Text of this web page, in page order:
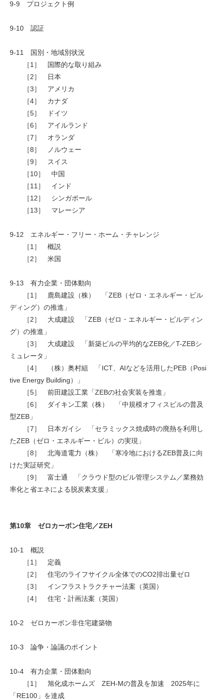
9-9 プロジェクト例
9-10 認証
9-11 国別・地域別状況
［1］ 国際的な取り組み
［2］ 日本
［3］ アメリカ
［4］ カナダ
［5］ ドイツ
［6］ アイルランド
［7］ オランダ
［8］ ノルウェー
［9］ スイス
［10］ 中国
［11］ インド
［12］ シンガポール
［13］ マレーシア
9-12 エネルギー・フリー・ホーム・チャレンジ
［1］ 概説
［2］ 米国
9-13 有力企業・団体動向
［1］ 鹿島建設（株） 「ZEB（ゼロ・エネルギー・ビル
ディング）の推進」
［2］ 大成建設 「ZEB（ゼロ・エネルギー・ビルディン
グ）の推進」
［3］ 大成建設 「新築ビルの平均的なZEB化／T-ZEBシ
ミュレータ」
［4］ （株）奥村組 「ICT、AIなどを活用したPEB（Posi
tive Energy Building）」
［5］ 前田建設工業「ZEBの社会実装を推進」
［6］ ダイキン工業（株） 「中規模オフィスビルの普及
型ZEB」
［7］ 日本ガイシ 「セラミックス焼成時の廃熱を利用し
たZEB（ゼロ・エネルギー・ビル）の実現」
［8］ 北海道電力（株） 「寒冷地におけるZEB普及に向
けた実証研究」
［9］ 富士通 「クラウド型のビル管理システム／業務効
率化と省エネによる脱炭素支援」
第10章 ゼロカーボン住宅／ZEH
10-1 概説
［1］ 定義
［2］ 住宅のライフサイクル全体でのCO2排出量ゼロ
［3］ インフラストラクチャー法案（英国）
［4］ 住宅・計画法案（英国）
10-2 ゼロカーボン非住宅建築物
10-3 論争・論議のポイント
10-4 有力企業・団体動向
［1］ 旭化成ホームズ ZEH-Mの普及を加速 2025年に
「RE100」を達成